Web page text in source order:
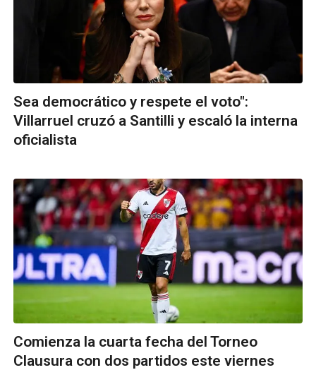
Sea democrático y respete el voto":
Villarruel cruzó a Santilli y escaló la interna
oficialista
Comienza la cuarta fecha del Torneo
Clausura con dos partidos este viernes